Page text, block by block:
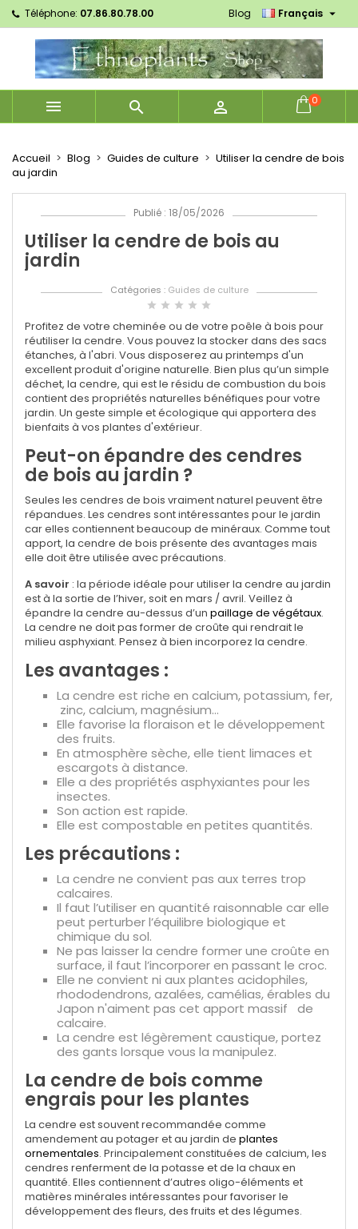
Téléphone: 07.86.80.78.00 Français 
Blog
   0
Accueil Blog Guides de culture
Utiliser la cendre de bois
au jardin
Publié : 18/05/2026
Utiliser la cendre de bois au
jardin
Catégories : Guides de culture
star star star star star
Profitez de votre cheminée ou de votre poêle à bois pour
réutiliser la cendre. Vous pouvez la stocker dans des sacs
étanches, à l'abri. Vous disposerez au printemps d'un
excellent produit d'origine naturelle. Bien plus qu’un simple
déchet, la cendre, qui est le résidu de combustion du bois
contient des propriétés naturelles bénéfiques pour votre
jardin. Un geste simple et écologique qui apportera des
bienfaits à vos plantes d'extérieur.
Peut-on épandre des cendres
de bois au jardin ?
Seules les cendres de bois vraiment naturel peuvent être
répandues. Les cendres sont intéressantes pour le jardin
car elles contiennentbeaucoup de minéraux. Comme tout
apport, la cendre de bois présente des avantages mais
elle doit être utilisée avec précautions.
A savoir : la période idéale pour utiliser la cendre au jardin
est à la sortie de l’hiver, soit en mars / avril. Veillez à
épandre la cendre au-dessus d’un paillage de végétaux.
La cendre ne doit pas former de croûte qui rendrait le
milieu asphyxiant. Pensez à bien incorporez la cendre.
Les avantages :
La cendre est riche en calcium, potassium, fer,
zinc, calcium, magnésium...
Elle favorise la floraison et le développement
des fruits.
En atmosphère sèche, elle tient limaces et
escargots à distance.
Elle a des propriétés asphyxiantes pour les
insectes.
Son action est rapide.
Elle est compostable en petites quantités.
Les précautions :
La cendre ne convient pas aux terres trop
calcaires.
Il faut l’utiliser en quantité raisonnable car elle
peut perturber l’équilibre biologique et
chimique du sol.
Ne pas laisser la cendre former une croûte en
surface, il faut l’incorporer en passant le croc.
Elle ne convient ni aux plantes acidophiles,
rhododendrons,azalées,camélias, érables du
Japon n'aiment pas cet apport massif de
calcaire.
La cendre est légèrement caustique, portez
des gants lorsque vous la manipulez.
La cendre de bois comme
engrais pour les plantes
La cendre est souvent recommandée comme
amendement au potager et au jardin de plantes
ornementales. Principalement constituées de calcium, les
cendres renferment de la potasse et de la chaux en
quantité. Elles contiennent d’autres oligo-éléments et
matières minérales intéressantes pour favoriser le
développement des fleurs, des fruits et des légumes.
Mes listes d'envies ×
add_circle_outline Créer une nouvelle liste
((modalTitle)) ×
((confirmMessage))
((cancelText)) ((modalDeleteText))
Créer une liste d'envies ×
Nom de la liste d'envies
Annuler Créer une liste d'envies
Connexion ×
Vous devez être connecté pour ajouter des produits
à votre liste d'envies.